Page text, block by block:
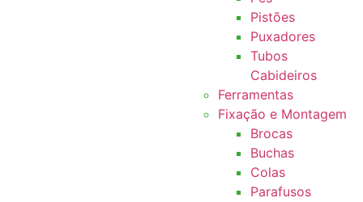
Pistões
Puxadores
Tubos
Cabideiros
Ferramentas
Fixação e Montagem
Brocas
Buchas
Colas
Parafusos